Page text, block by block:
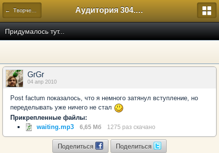
← Творческий Аудитория 304. История России
Придумалось тут...
GrGr
04 апр 2010
Post factum показалось, что я немного затянул вступление, но
переделывать уже ничего не стал
Прикрепленные файлы:
waiting.mp3
6,65 Мб 1275 раз скачано
Поделиться Поделиться